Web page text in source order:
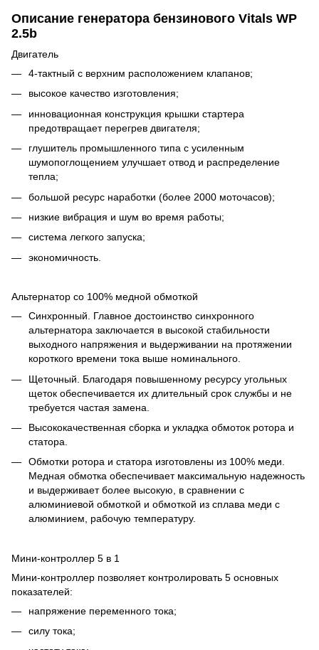
Описание генератора бензинового Vitals WP
2.5b
Двигатель
4-тактный с верхним расположением клапанов;
высокое качество изготовления;
инновационная конструкция крышки стартера
предотвращает перегрев двигателя;
глушитель промышленного типа с усиленным
шумопоглощением улучшает отвод и распределение
тепла;
большой ресурс наработки (более 2000 моточасов);
низкие вибрация и шум во время работы;
система легкого запуска;
экономичность.
Альтернатор со 100% медной обмоткой
Синхронный. Главное достоинство синхронного
альтернатора заключается в высокой стабильности
выходного напряжения и выдерживании на протяжении
короткого времени тока выше номинального.
Щеточный. Благодаря повышенному ресурсу угольных
щеток обеспечивается их длительный срок службы и не
требуется частая замена.
Высококачественная сборка и укладка обмоток ротора и
статора.
Обмотки ротора и статора изготовлены из 100% меди.
Медная обмотка обеспечивает максимальную надежность
и выдерживает более высокую, в сравнении с
алюминиевой обмоткой и обмоткой из сплава меди с
алюминием, рабочую температуру.
Мини-контроллер 5 в 1
Мини-контроллер позволяет контролировать 5 основных
показателей:
напряжение переменного тока;
силу тока;